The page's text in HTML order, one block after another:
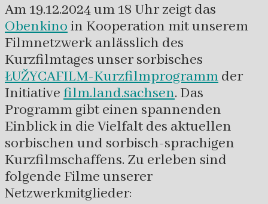
Am 19.12.2024 um 18 Uhr zeigt das
Obenkinoin Kooperation mit unserem
Filmnetzwerk anlässlich des
Kurzfilmtages unser sorbisches
ŁUŽYCAFILM-Kurzfilmprogrammder
Initiativefilm.land.sachsen. Das
Programm gibt einen spannenden
Einblick in die Vielfalt des aktuellen
sorbischen und sorbisch-sprachigen
Kurzfilmschaffens. Zu erleben sind
folgende Filme unserer
Netzwerkmitglieder: